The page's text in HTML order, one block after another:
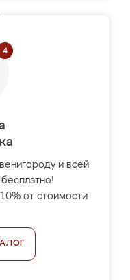
и всей
от стоимости